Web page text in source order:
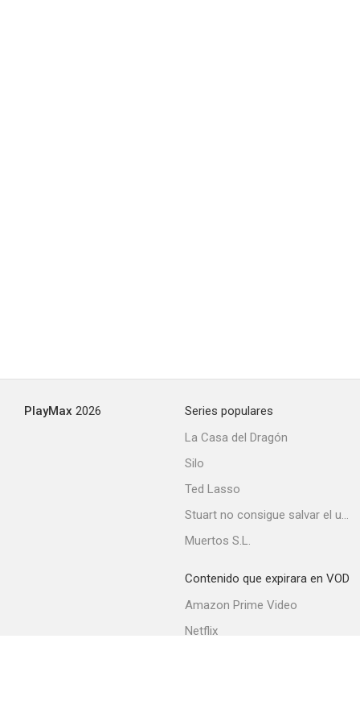
PlayMax 2026
Series populares
La Casa del Dragón
Silo
Ted Lasso
Stuart no consigue salvar el universo
Muertos S.L.
Contenido que expirara en VOD
Amazon Prime Video
Netflix